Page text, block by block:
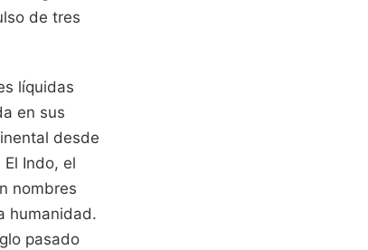
de tres
líquidas
en sus
desde
Indo, el
nombres
humanidad.
pasado